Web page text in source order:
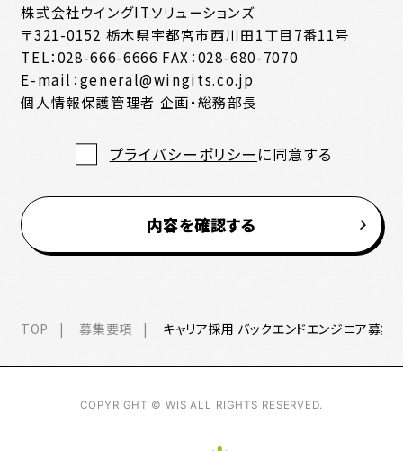
株式会社ウイングITソリューションズ
〒321-0152 栃木県宇都宮市西川田1丁目7番11号
TEL：028-666-6666 FAX：028-680-7070
E-mail：general@wingits.co.jp
個人情報保護管理者 企画・総務部長
プライバシーポリシー に同意する
内容を確認する
TOP 募集要項 キャリア採用 バックエンドエンジニア募集
COPYRIGHT © WIS ALL RIGHTS RESERVED.